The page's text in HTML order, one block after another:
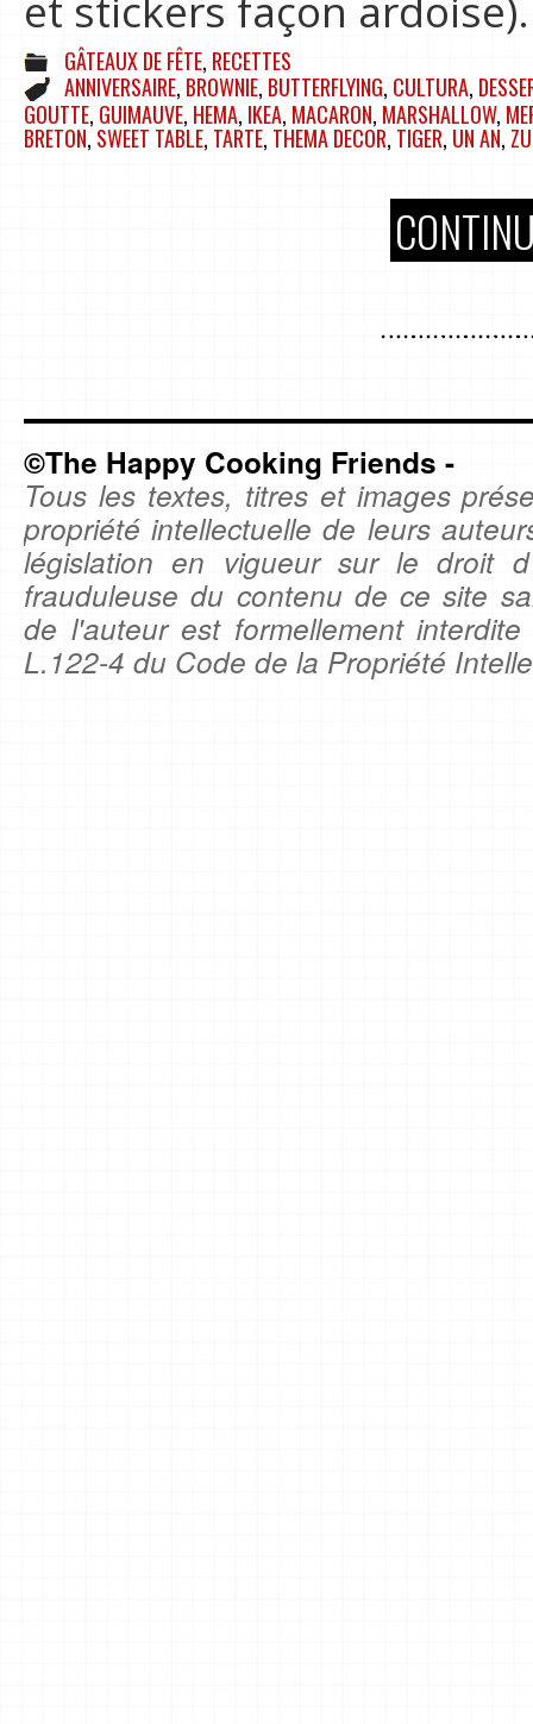
GÂTEAUX DE FÊTE, RECETTES
ANNIVERSAIRE, BROWNIE, BUTTERFLYING, CULTURA,
GOUTTE, GUIMAUVE, HEMA, IKEA, MACARON, MARSHALLOW,
BRETON,SWEET TABLE, TARTE, THEMA DECOR, TIGER, UN AN, ZU
©The Happy Cooking Friends -
Tous les textes, titres et images
propriété intellectuelle de leurs
législation en vigueur sur le droit
frauduleuse du contenu de ce site
de l'auteur est formellement
L.122-4 du Code de la Propriété